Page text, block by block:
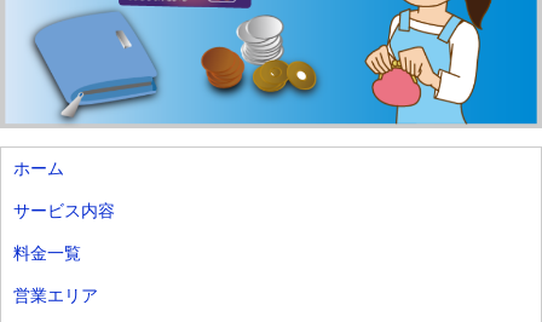
ホーム
サービス内容
料金一覧
営業エリア